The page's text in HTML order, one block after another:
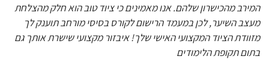
המירב מהכישרון שלהם. אנו מאמינים כי ציוד טוב הוא חלק מהצלחת
מעצב השיער, לכן במעמד הרישום לקורס בסיסי מורחב תוענק לך
מזוודת הציוד המקצועי האישי שלך! איבזור מקצועי שישרת אותך גם
בתום תקופת הלימודים